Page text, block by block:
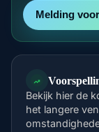
Melding
Bekijk hier de
het langere